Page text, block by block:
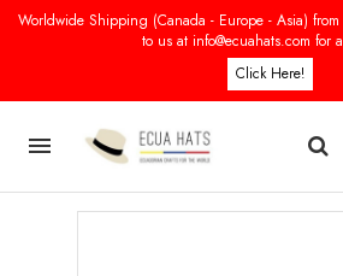
Worldwide Shipping (Canada - Europe - Asia)
to us at info@ecuahats.com for
Click Here!
